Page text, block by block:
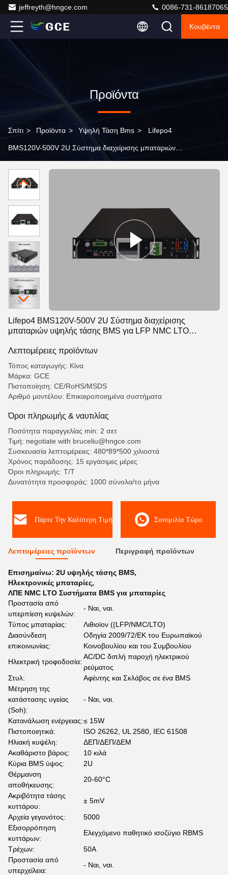
jeffreyth@hngce.com 0086-731-86187065
Κουβέντα
Προϊόντα
Σπίτι > Προϊόντα > Υψηλή Τάση Bms > Lifepo4
BMS120V-500V 2U Σύστημα διαχείρισης μπαταριών
BESS UPS Power Solar ESS
Lifepo4 BMS120V-500V 2U Σύστημα διαχείρισης
μπαταριών υψηλής τάσης BMS για LFP NMC LTO
Λεπτομέρειες προϊόντων
Τόπος καταγωγής: Κίνα
Μάρκα: GCE
Πιστοποίηση: CE/RoHS/MSDS
Αριθμό μοντέλου: Επικαιροποιημένα συστήματα
Όροι πληρωμής & ναυτιλίας
Ποσότητα παραγγελίας min: 2 σετ
Τιμή: negotiate with bruceliu@hngce.com
Συσκευασία λεπτομέρειες: 480*89*500 χιλιοστά
Χρόνος παράδοσης: 15 εργάσιμες μέρες
Όροι πληρωμής: Τ/Τ
Δυνατότητα προσφοράς: 1000 σύνολα/το μήνα
Πάρτε Την Καλύτερη Τιμή Συνομιλία Τώρα
Λεπτομέρειες προϊόντων Περιγραφή προϊόντων
Επισημαίνω: 2U υψηλής τάσης BMS,
Ηλεκτρονικές μπαταρίες,
ΛΠΕ NMC LTO Συστήματα BMS για μπαταρίες
Προστασία από
υπερπίεση κυψελών:
- Ναι, ναι.
Τύπος μπαταρίας:
Λιθιοϊον ((LFP/NMC/LTO)
Διασύνδεση
επικοινωνίας:
Οδηγία 2009/72/ΕΚ του Ευρωπαϊκού
Κοινοβουλίου και του Συμβουλίου
Ηλεκτρική τροφοδοσία:
AC/DC διπλή παροχή ηλεκτρικού
ρεύματος
Στυλ:
Αφέντης και Σκλάβος σε ένα BMS
Μέτρηση της
κατάστασης υγείας
(Soh):
- Ναι, ναι.
Κατανάλωση ενέργειας:≤ 15W
Πιστοποιητικά:
ISO 26262, UL 2580, IEC 61508
Ηλιακή κυψέλη:
ΔΕΠ/ΔΕΠ/ΔΕΜ
Ακαθάριστο βάρος:
10 κιλά
Κύρια BMS ύψος:
2U
Θέρμανση
αποθήκευσης:
20-60°C
Ακριβότητα τάσης
κυττάρου:
± 5mV
Αρχεία γεγονότος:
5000
Εξισορρόπηση
κυττάρων:
Ελεγχόμενο παθητικό ισοζύγιο RBMS
Τρέχων:
50Α
Προστασία από
υπερχείλεια:
- Ναι, ναι.